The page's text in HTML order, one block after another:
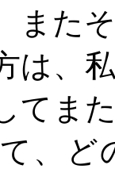
また
は、
てま
、ど